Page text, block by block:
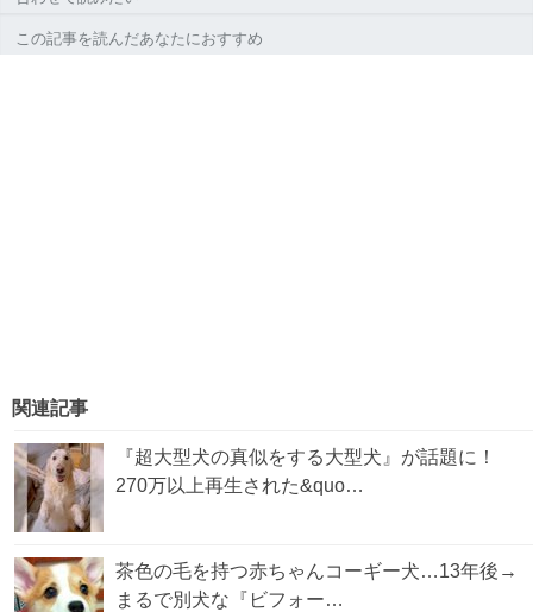
この記事を読んだあなたにおすすめ
関連記事
『超大型犬の真似をする大型犬』が話題に！
270万以上再生された&quo…
茶色の毛を持つ赤ちゃんコーギー犬…13年後→
まるで別犬な『ビフォー…